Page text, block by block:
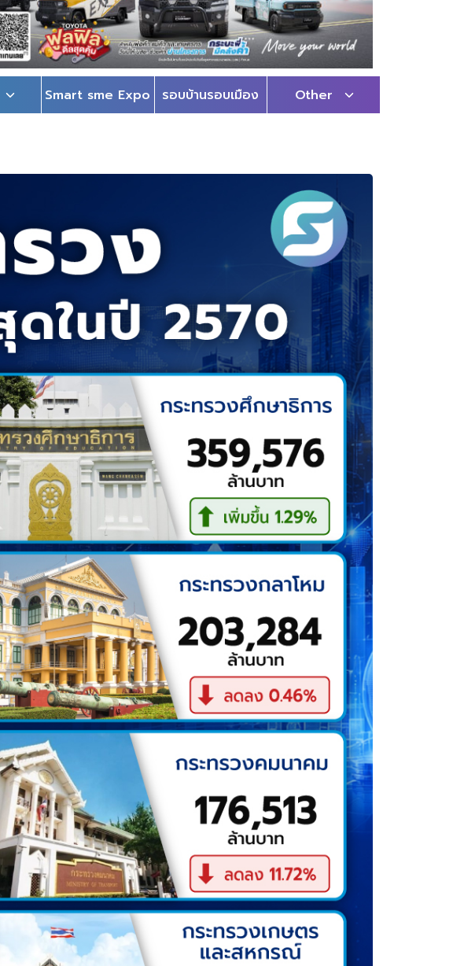
Smart sme Expo รอบบ้านรอบเมือง Other